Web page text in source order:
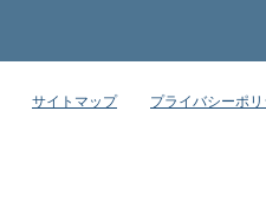
サイトマップ プライバシーポ